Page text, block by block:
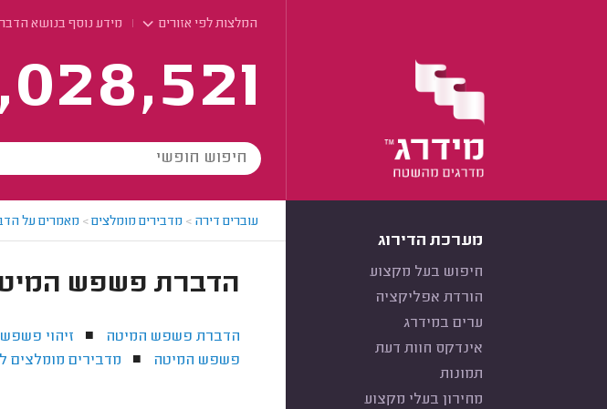
המלצות לפי אזורים מידע נוסף בנושא
מערכת הדירוג
חיפוש בעל מקצוע
הורדת אפליקציה
ערים במידרג
אינדקס חוות דעת
תמונות
מחירון בעלי מקצוע
עוברים דירה > מדבירים מומלצים> מאמרים על
הדברת פשפש
הדברת פשפש המיטה ■ זיהוי
פשפש המיטה
■ מדבירים